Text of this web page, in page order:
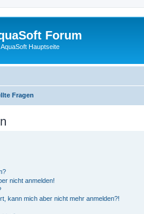
Forum
Hauptseite
Fragen
nicht anmelden!
kann mich aber nicht mehr anmelden?!